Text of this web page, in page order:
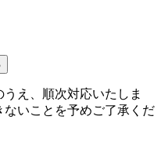
え、順次対応いたしま
いことを予めご了承くだ